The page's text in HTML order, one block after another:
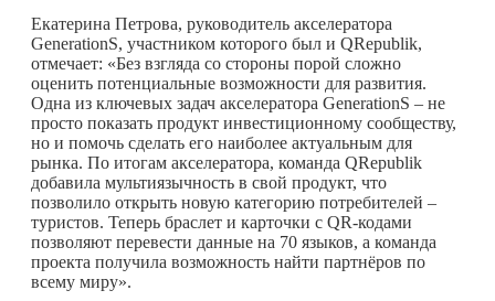
Екатерина Петрова, руководитель акселератора
GenerationS, участником которого был и QRepublik,
отмечает: «Без взгляда со стороны порой сложно
оценить потенциальные возможности для развития.
Одна из ключевых задач акселератора GenerationS – не
просто показать продукт инвестиционному сообществу,
но и помочь сделать его наиболее актуальным для
рынка. По итогам акселератора, команда QRepublik
добавила мультиязычность в свой продукт, что
позволило открыть новую категорию потребителей –
туристов. Теперь браслет и карточки с QR-кодами
позволяют перевести данные на 70 языков, а команда
проекта получила возможность найти партнёров по
всему миру».